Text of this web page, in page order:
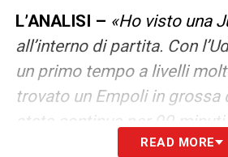
L’ANALISI – «Ho visto una
all’interno di partita. Con
un primo tempo a livelli
trovato un Empoli in grossa
stata continua per 90 minuti
occasioni e non ha mai
READ MORE